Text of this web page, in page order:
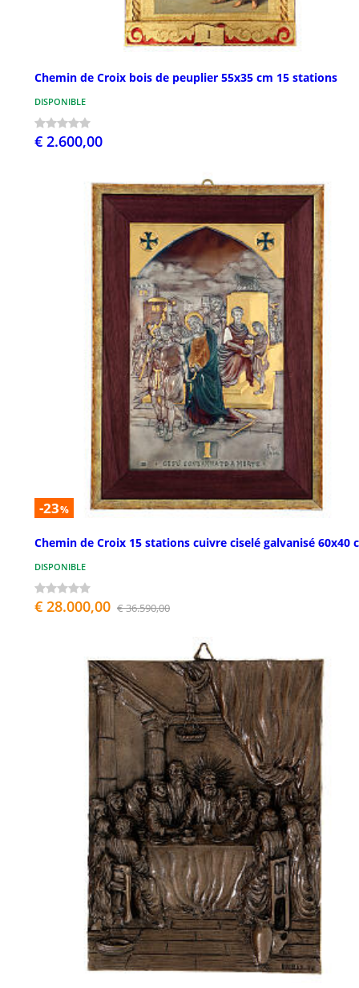
Chemin de Croix bois de peuplier 55x35 cm 15 stations
DISPONIBLE
€ 2.600,00
-23%
Chemin de Croix 15 stations cuivre ciselé galvanisé 60x40
DISPONIBLE
€ 28.000,00 € 36.590,00